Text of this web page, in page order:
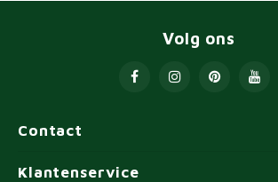
Contact
Volg ons
Klantenservice